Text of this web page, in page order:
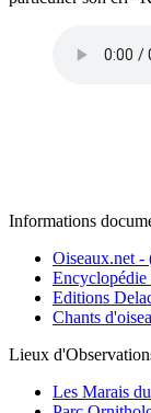
Informations
Oiseaux.net -
Editions
Chants
Lieux
Les Marais